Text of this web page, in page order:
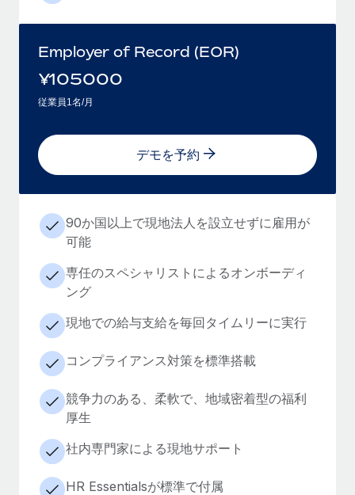
Employer of Record (EOR)
¥105000
従業員1名/月
デモを予約
90か国以上で現地法人を設立せずに雇用が
可能
専任のスペシャリストによるオンボーディ
ング
現地での給与支給を毎回タイムリーに実行
コンプライアンス対策を標準搭載
競争力のある、柔軟で、地域密着型の福利
厚生
社内専門家による現地サポート
HR Essentialsが標準で付属